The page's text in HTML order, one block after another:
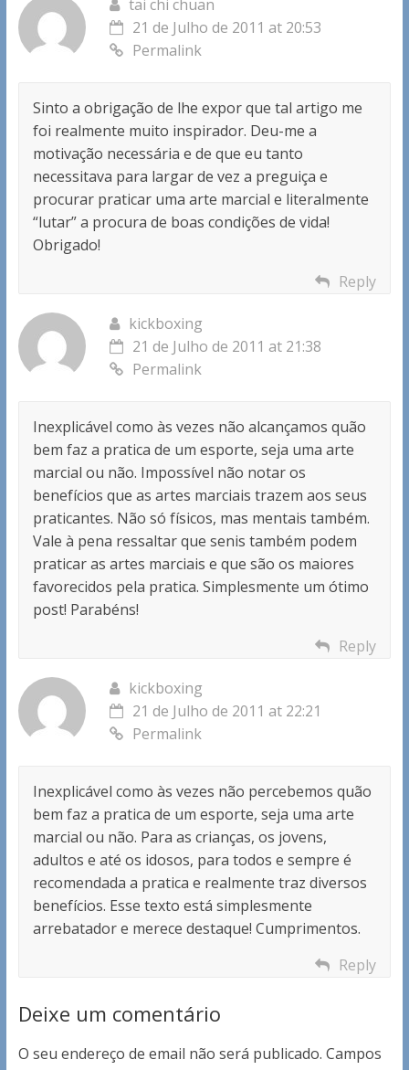
tai chi chuan
21 de Julho de 2011 at 20:53
Permalink
Sinto a obrigação de lhe expor que tal artigo me
foi realmente muito inspirador. Deu-me a
motivação necessária e de que eu tanto
necessitava para largar de vez a preguiça e
procurar praticar uma arte marcial e literalmente
“lutar” a procura de boas condições de vida!
Obrigado!
Reply
kickboxing
21 de Julho de 2011 at 21:38
Permalink
Inexplicável como às vezes não alcançamos quão
bem faz a pratica de um esporte, seja uma arte
marcial ou não. Impossível não notar os
benefícios que as artes marciais trazem aos seus
praticantes. Não só físicos, mas mentais também.
Vale à pena ressaltar que senis também podem
praticar as artes marciais e que são os maiores
favorecidos pela pratica. Simplesmente um ótimo
post! Parabéns!
Reply
kickboxing
21 de Julho de 2011 at 22:21
Permalink
Inexplicável como às vezes não percebemos quão
bem faz a pratica de um esporte, seja uma arte
marcial ou não. Para as crianças, os jovens,
adultos e até os idosos, para todos e sempre é
recomendada a pratica e realmente traz diversos
benefícios. Esse texto está simplesmente
arrebatador e merece destaque! Cumprimentos.
Reply
Deixe um comentário
O seu endereço de email não será publicado. Campos